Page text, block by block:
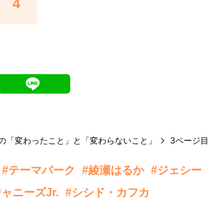
4
変わったこと」と「変わらないこと」
3ページ目
#テーマパーク #綾瀬はるか #ジェシー
ニーズJr. #シシド・カフカ